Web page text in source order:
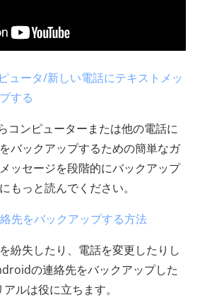
ュータ/新しい電話にテキストメッ
する
コンピューターまたは他の電話に
バックアップするための簡単なガ
ッセージを段階的にバックアップ
もっと読んでください。
先をバックアップする方法
紛失したり、電話を変更したりし
の連絡先をバックアップした
ルは役に立ちます。